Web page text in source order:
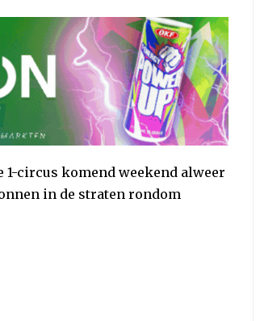
circus komend weekend alweer
in de straten rondom